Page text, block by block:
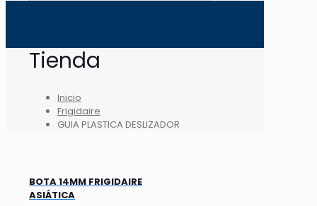
Tienda
Inicio
Frigidaire
GUIA PLASTICA DESLIZADOR
BOTA 14MM FRIGIDAIRE
ASIÁTICA